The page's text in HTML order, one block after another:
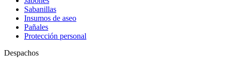
Sabanillas
Insumos de aseo
Pañales
Protección personal
Despachos